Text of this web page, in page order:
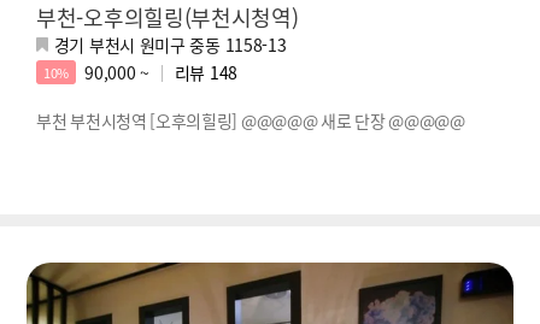
부천-오후의힐링(부천시청역)
경기 부천시 원미구 중동 1158-13
10% 90,000 ~ 리뷰 148
부천 부천시청역 [오후의힐링] @@@@@ 새로 단장 @@@@@